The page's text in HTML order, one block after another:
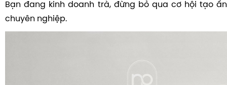
Bạn đang kinh doanh trà, đừng bỏ qua cơ hội tạo
chuyên nghiệp.